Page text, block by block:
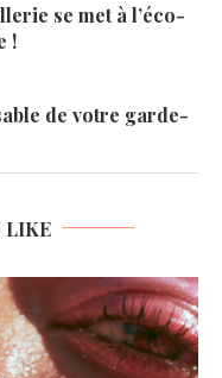
se met à l’éco-
!
de votre garde-
LIKE